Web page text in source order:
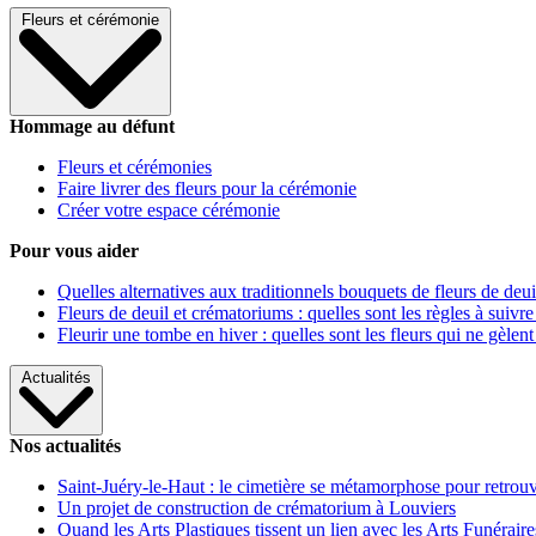
Fleurs et cérémonie
Hommage au défunt
Fleurs et cérémonies
Faire livrer des fleurs pour la cérémonie
Créer votre espace cérémonie
Pour vous aider
Quelles alternatives aux traditionnels bouquets de fleurs de
Fleurs de deuil et crématoriums : quelles sont les règles à
Fleurir une tombe en hiver : quelles sont les fleurs qui ne gèlent
Actualités
Nos actualités
Saint-Juéry-le-Haut : le cimetière se métamorphose pour
Un projet de construction de crématorium à Louviers
Quand les Arts Plastiques tissent un lien avec les Arts